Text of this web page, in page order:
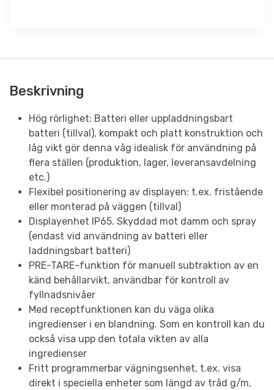
Beskrivning
Hög rörlighet: Batteri eller uppladdningsbart
batteri (tillval), kompakt och platt konstruktion och
låg vikt gör denna våg idealisk för användning på
flera ställen (produktion, lager, leveransavdelning
etc.)
Flexibel positionering av displayen: t.ex. fristående
eller monterad på väggen (tillval)
Displayenhet IP65. Skyddad mot damm och spray
(endast vid användning av batteri eller
laddningsbart batteri)
PRE-TARE-funktion för manuell subtraktion av en
känd behållarvikt, användbar för kontroll av
fyllnadsnivåer
Med receptfunktionen kan du väga olika
ingredienser i en blandning. Som en kontroll kan du
också visa upp den totala vikten av alla
ingredienser
Fritt programmerbar vägningsenhet, t.ex. visa
direkt i speciella enheter som längd av tråd g/m,